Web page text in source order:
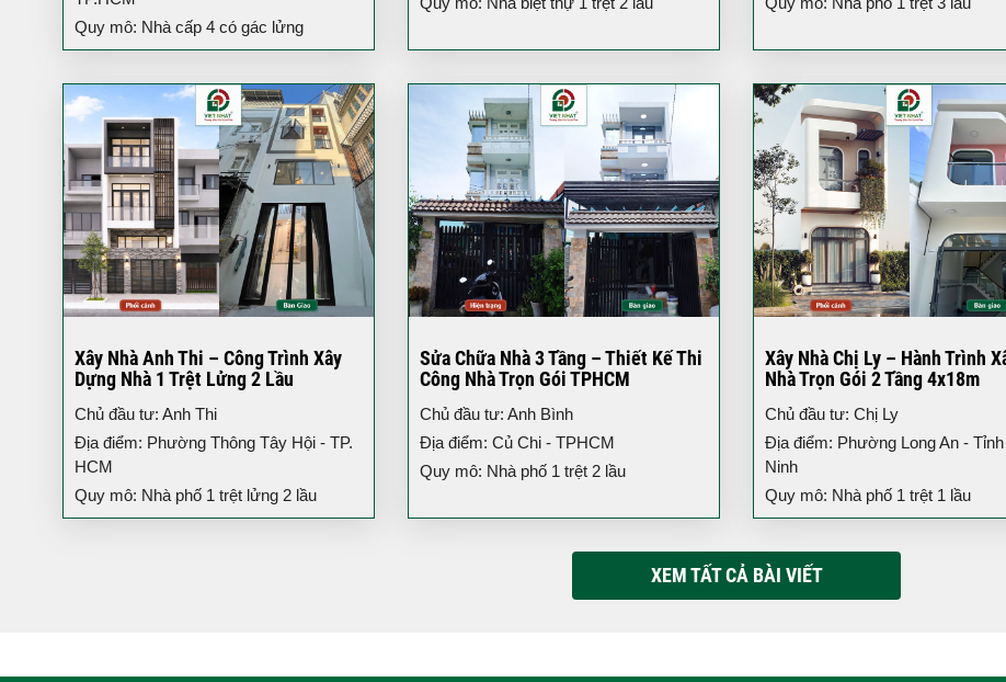
Quy mô: Nhà cấp 4 có gác lửng
Xây Nhà Anh Thi – Công Trình Xây
Dựng Nhà 1 Trệt Lửng 2 Lầu
Chủ đầu tư: Anh Thi
Địa điểm: Phường Thông Tây Hội - TP.
HCM
Quy mô: Nhà phố 1 trệt lửng 2 lầu
Sửa Chữa Nhà 3 Tầng – Thiết Kế Thi
Công Nhà Trọn Gói TPHCM
Chủ đầu tư: Anh Bình
Địa điểm: Củ Chi - TPHCM
Quy mô: Nhà phố 1 trệt 2 lầu
Xây Nhà Chị Ly – Hành Trình
Nhà Trọn Gói 2 Tầng 4x18m
Chủ đầu tư: Chị Ly
Địa điểm: Phường Long An -
Ninh
Quy mô: Nhà phố 1 trệt 1 lầu
XEM TẤT CẢ BÀI VIẾT